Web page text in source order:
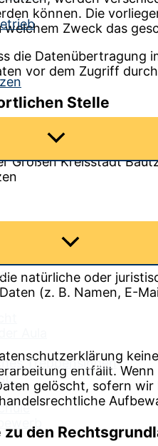
Menü
Menü
Aula
Treppensingen
können. Die
Zweck das
die Datenübertragung
vor dem Zugriff
Stelle
die
Gro­ßen Kreis­stadt
natürliche oder
(z. B. Namen, E-
entfällt.
gelöscht, sofern
den